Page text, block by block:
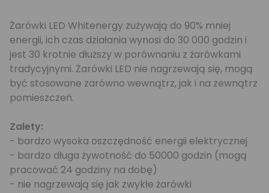
Żarówki LED Whitenergy zużywają do 90% mniej
energii, ich czas działania wynosi do 30 000 godzin i
jest 30 krotnie dłuższy w porównaniu z żarówkami
tradycyjnymi. Żarówki LED nie nagrzewają się, mogą
być stosowane zarówno wewnątrz, jak i na zewnątrz
pomieszczeń.
Zalety:
- bardzo wysoka oszczędność energii elektrycznej
- bardzo długa żywotność do 50000 godzin (mogą
pracować 24 godziny na dobę)
- nie nagrzewają się jak zwykłe żarówki